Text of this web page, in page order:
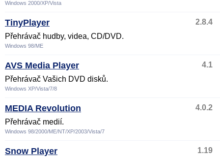
Windows 2000/XP/Vista
TinyPlayer
2.8.4
Přehrávač hudby, videa, CD/DVD.
Windows 98/ME
AVS Media Player
4.1
Přehrávač Vašich DVD disků.
Windows XP/Vista/7/8
MEDIA Revolution
4.0.2
Přehrávač medií.
Windows 98/2000/ME/NT/XP/2003/Vista/7
Snow Player
1.19